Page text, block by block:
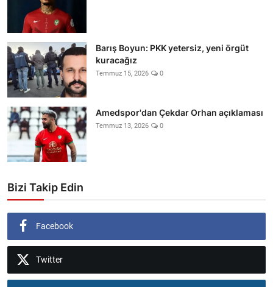
Barış Boyun: PKK yetersiz, yeni örgüt
kuracağız
Temmuz 15, 2026 0
Amedspor'dan Çekdar Orhan açıklaması
Temmuz 13, 2026 0
Bizi Takip Edin
Facebook
Twitter